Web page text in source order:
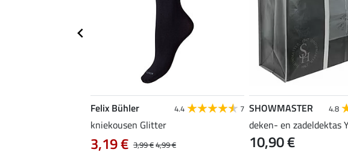
Felix Bühler 4.4 7
kniekousen Glitter
3,99 €4,99 €
3,19 €
SHOWMASTER 4.8
deken- en zadeldektas
10,90 €